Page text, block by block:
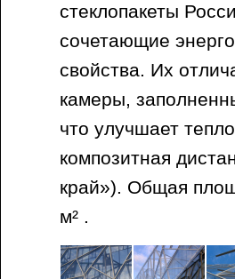
стеклопакеты
сочетающие
свойства. Их
камеры,
что улучшает
композитная
край»). Общая
м² .